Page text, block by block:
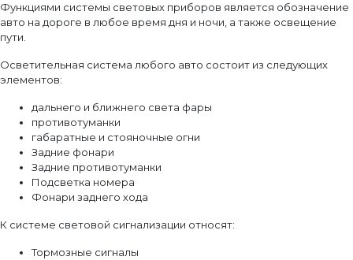
Функциями системы световых приборов является обозначение
авто на дороге в любое время дня и ночи, а также освещение
пути.
Осветительная система любого авто состоит из следующих
элементов:
дальнего и ближнего света фары
противотуманки
габаратные и стояночные огни
Задние фонари
Задние противотуманки
Подсветка номера
Фонари заднего хода
К системе световой сигнализации относят:
Тормозные сигналы